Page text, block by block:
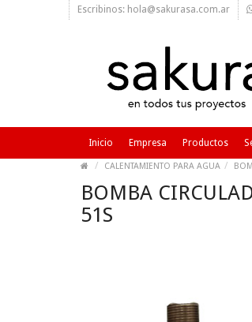
Escribinos: hola@sakurasa.com.ar
Inicio Empresa Productos
CALENTAMIENTO PARA AGUA
BOMBA
51S